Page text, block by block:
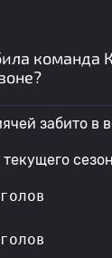
команда
забито в